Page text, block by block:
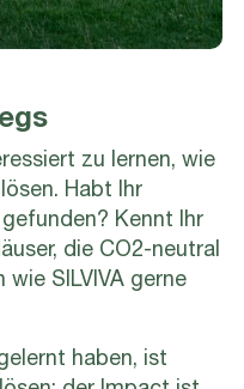
zu lernen, wie
Habt Ihr
Kennt Ihr
die CO2-neutral
SILVIVA gerne
haben, ist